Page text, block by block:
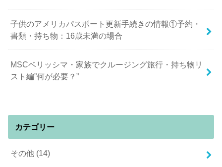
子供のアメリカパスポート更新手続きの情報①予約・
書類・持ち物：16歳未満の場合
MSCベリッシマ・家族でクルージング旅行・持ち物リ
スト編”何が必要？”
カテゴリー
その他 (14)